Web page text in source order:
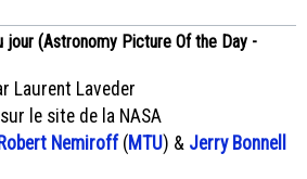
jour (Astronomy Picture Of the Day -
Laurent Laveder
sur le site de la NASA
Nemiroff(MTU) & Jerry Bonnell